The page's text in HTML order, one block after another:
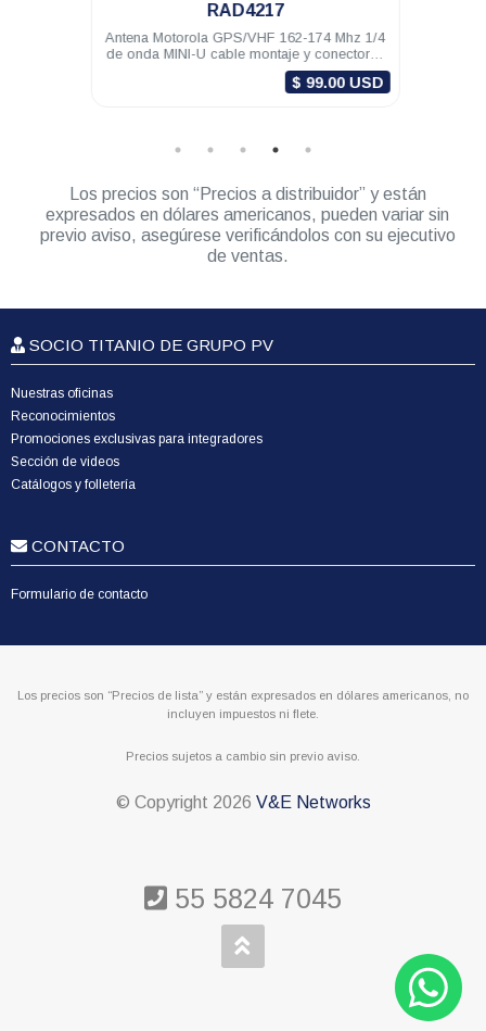
RAD4217
Antena Motorola GPS/VHF 162-174 Mhz 1/4
de onda MINI-U cable montaje y conectores
DGM8000e DGM8000
$ 99.00 USD
Los precios son “Precios a distribuidor” y están
expresados en dólares americanos, pueden variar sin
previo aviso, asegúrese verificándolos con su ejecutivo
de ventas.
SOCIO TITANIO DE GRUPO PV
Nuestras oficinas
Reconocimientos
Promociones exclusivas para integradores
Sección de videos
Catálogos y folletería
CONTACTO
Formulario de contacto
Los precios son “Precios de lista” y están expresados en dólares americanos, no
incluyen impuestos ni flete.
Precios sujetos a cambio sin previo aviso.
© Copyright 2026 V&E Networks
55 5824 7045